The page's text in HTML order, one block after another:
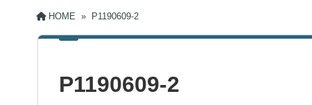
HOME » P1190609-2
P1190609-2